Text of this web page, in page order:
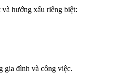
hướng xấu riêng biệt:
gia đình và công việc.